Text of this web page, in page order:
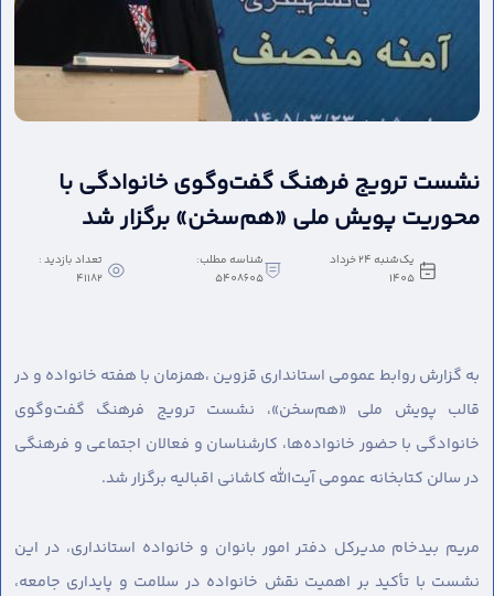
نشست ترویج فرهنگ گفت‌وگوی خانوادگی با
محوریت پویش ملی «هم‌سخن» برگزار شد
یک‌شنبه 24 خرداد
1405
شناسه مطلب:
5408605
تعداد بازدید :
41182
به گزارش روابط عمومی استانداری قزوین ،همزمان با هفته خانواده و در
قالب پویش ملی «هم‌سخن»، نشست ترویج فرهنگ گفت‌وگوی
خانوادگی با حضور خانواده‌ها، کارشناسان و فعالان اجتماعی و فرهنگی
در سالن کتابخانه عمومی آیت‌الله کاشانی اقبالیه برگزار شد.
مریم بیدخام مدیرکل دفتر امور بانوان و خانواده استانداری، در این
نشست با تأکید بر اهمیت نقش خانواده در سلامت و پایداری جامعه،